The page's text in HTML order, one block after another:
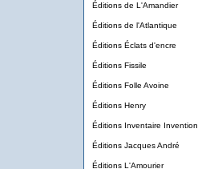
Éditions de L'Amandier
Éditions de l'Atlantique
Éditions Éclats d'encre
Éditions Fissile
Éditions Folle Avoine
Éditions Henry
Éditions Inventaire Invention
Éditions Jacques André
Éditions L'Amourier